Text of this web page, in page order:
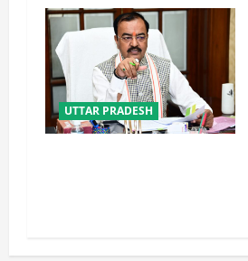
UTTAR PRADESH